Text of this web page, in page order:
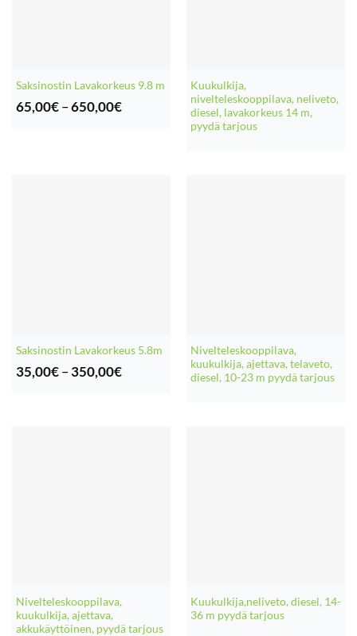
Saksinostin Lavakorkeus 9.8 m
65,00€ –650,00€Hintaluokka:
Kuukulkija,
nivelteleskooppilava, neliveto,
diesel, lavakorkeus 14 m,
pyydä tarjous
Saksinostin Lavakorkeus 5.8m
35,00€ – 350,00€Hintaluokka:
Nivelteleskooppilava,
kuukulkija, ajettava, telaveto,
diesel, 10-23 m pyydä tarjous
Nivelteleskooppilava,
kuukulkija, ajettava,
akkukäyttöinen, pyydä tarjous
Kuukulkija,neliveto, diesel, 14-
36 m pyydä tarjous